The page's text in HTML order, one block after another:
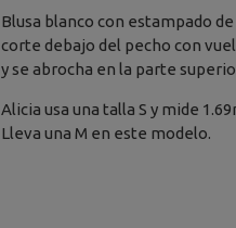
Blusa blanco con estampado
corte debajo del pecho con
y se abrocha en la parte
Alicia usa una talla S y mide
Lleva una M en este modelo.